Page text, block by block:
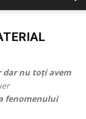
dar nu toţi avem
fenomenului